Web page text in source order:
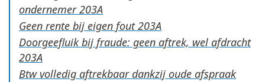
ondernemer
Geen rente bij eigen fout
Doorgeefluik bij fraude: geen aftrek, wel afdracht
Btw volledig aftrekbaar dankzij oude afspraak